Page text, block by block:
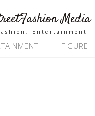
Media
、Entertainment ..
FIGURE